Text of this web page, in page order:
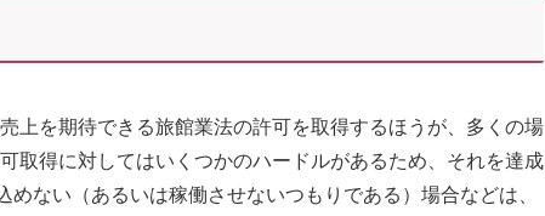
上を期待できる旅館業法の許可を取得するほうが、多くの場
取得に対してはいくつかのハードルがあるため、それを達成
ない（あるいは稼働させないつもりである）場合などは、